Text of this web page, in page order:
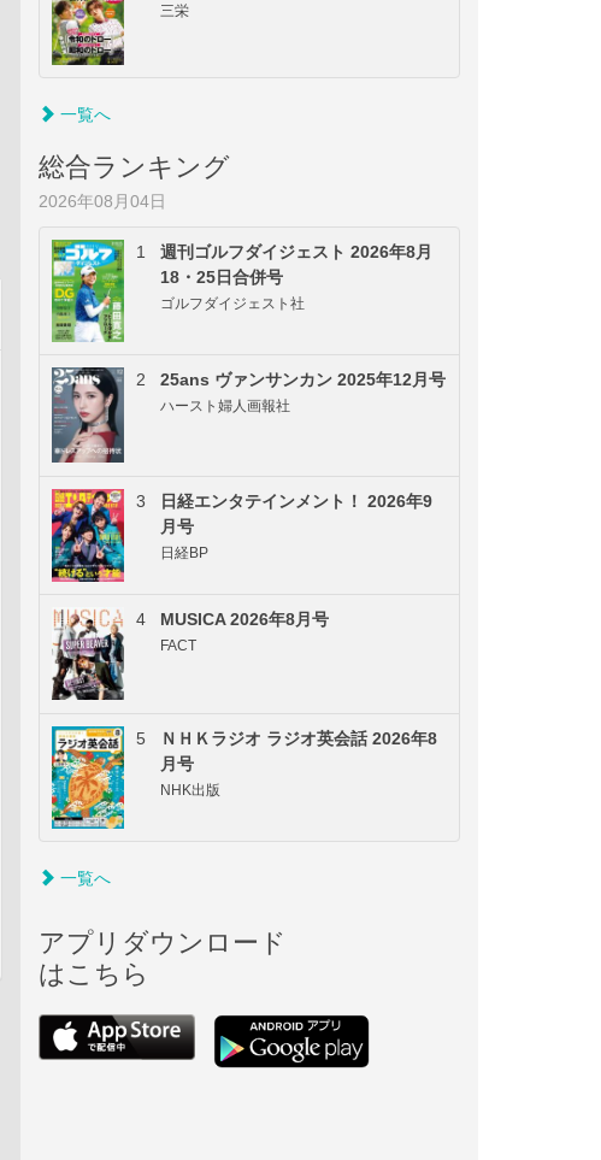
三栄
一覧へ
総合ランキング
2026年08月04日
1
週刊ゴルフダイジェスト 2026年8月
18・25日合併号
ゴルフダイジェスト社
2 25ans ヴァンサンカン 2025年12月号
ハースト婦人画報社
3
日経エンタテインメント！ 2026年9
月号
日経BP
4 MUSICA 2026年8月号
FACT
5
ＮＨＫラジオ ラジオ英会話 2026年8
月号
NHK出版
一覧へ
アプリダウンロード
はこちら